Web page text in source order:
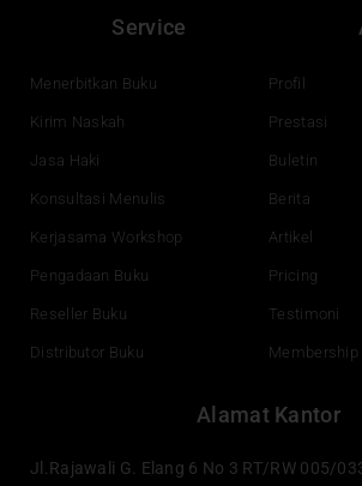
e
b
o
e
n
Service
Menerbitkan Buku
Kirim Naskah
Jasa Haki
Konsultasi Menulis
Kerjasama Workshop
Pengadaan Buku
Reseller Buku
Distributor Buku
Profil
Prestasi
Buletin
Berita
Artikel
Pricing
Testimoni
Membership
Alamat Kantor
Jl.Rajawali G. Elang 6 No 3 RT/RW 005/